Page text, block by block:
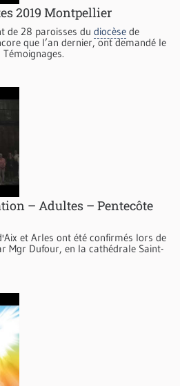
2019 Montpellier
de 28 paroisses du diocèse de
que l’an dernier, ont demandé le
Témoignages.
– Adultes – Pentecôte
et Arles ont été confirmés lors de
Mgr Dufour, en la cathédrale Saint-